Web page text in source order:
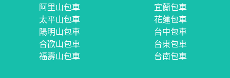
阿里山包車
太平山包車
陽明山包車
合歡山包車
福壽山包車
宜蘭包車
花蓮包車
台中包車
台東包車
台南包車